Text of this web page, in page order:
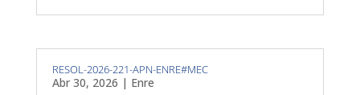
RESOL-2026-221-APN-ENRE#MEC
Abr 30, 2026 | Enre